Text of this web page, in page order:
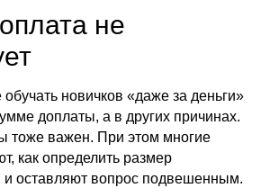
не
новичков «даже за деньги»
доплаты, а в других причинах.
тоже важен. При этом многие
как определить размер
и оставляют вопрос подвешенным.